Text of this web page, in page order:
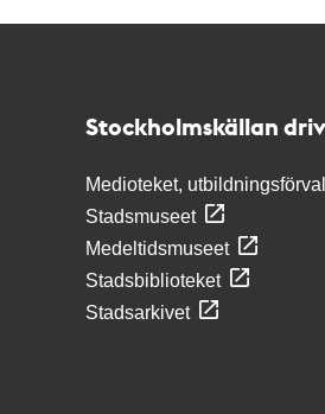
Stockholmskällan
Medioteket,
Stadsmuseet
Medeltidsmuseet
Stadsbiblioteket
Stadsarkivet